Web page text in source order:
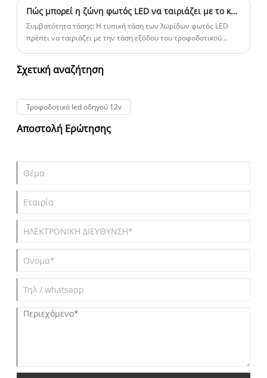
Πώς μπορεί η ζώνη φωτός LED να ταιριάζει με το κατάλληλο τροφοδοτικό γραμμικής μεταγωγής LED;
Συμβατότητα τάσης: Η τυπική τάση των λωρίδων φωτός LED
πρέπει να ταιριάζει με την τάση εξόδου του τροφοδοτικού
να μην ανάψει σωστά ή να παράγει ανεπαρκή φωτεινότητα.
Σχετική αναζήτηση
Τροφοδοτικό led οδηγού 12v
Αποστολή Ερώτησης